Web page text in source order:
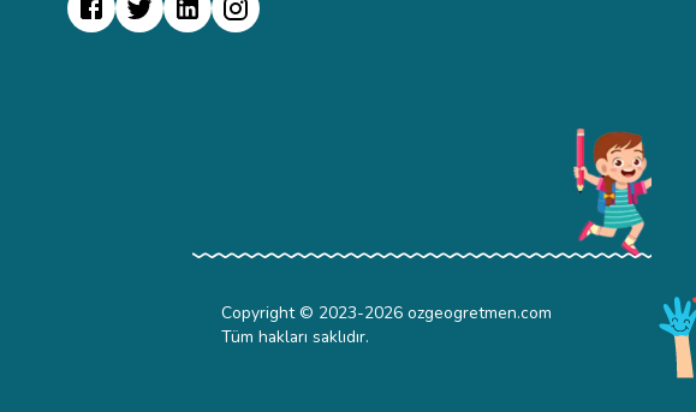
Copyright © 2023-2026 ozgeogretmen.com
Tüm hakları saklıdır.